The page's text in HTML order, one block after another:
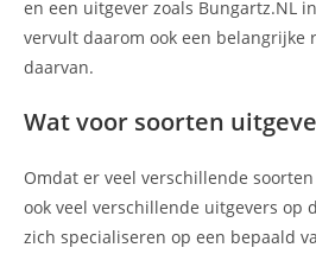
en een uitgever zoals Bungartz.NL
vervult daarom ook een belangrijke
daarvan.
Wat voor soorten
Omdat er veel verschillende
ook veel verschillende uitgevers op
zich specialiseren op een bepaald